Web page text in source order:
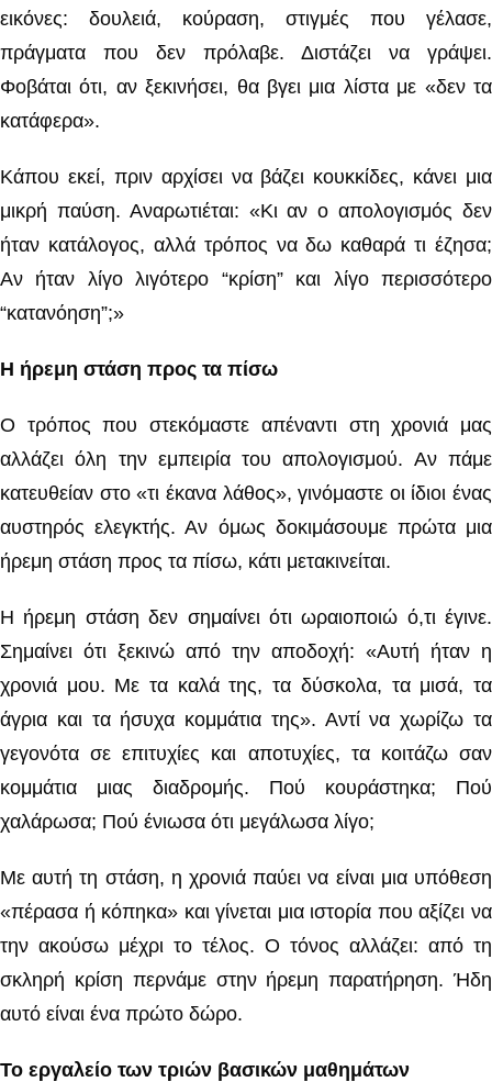
εικόνες: δουλειά, κούραση, στιγμές που γέλασε,
πράγματα που δεν πρόλαβε. Διστάζει να γράψει.
Φοβάται ότι, αν ξεκινήσει, θα βγει μια λίστα με «δεν τα
κατάφερα».
Κάπου εκεί, πριν αρχίσει να βάζει κουκκίδες, κάνει μια
μικρή παύση. Αναρωτιέται: «Κι αν ο απολογισμός δεν
ήταν κατάλογος, αλλά τρόπος να δω καθαρά τι έζησα;
Αν ήταν λίγο λιγότερο “κρίση” και λίγο περισσότερο
“κατανόηση”;»
Η ήρεμη στάση προς τα πίσω
Ο τρόπος που στεκόμαστε απέναντι στη χρονιά μας
αλλάζει όλη την εμπειρία του απολογισμού. Αν πάμε
κατευθείαν στο «τι έκανα λάθος», γινόμαστε οι ίδιοι ένας
αυστηρός ελεγκτής. Αν όμως δοκιμάσουμε πρώτα μια
ήρεμη στάση προς τα πίσω, κάτι μετακινείται.
Η ήρεμη στάση δεν σημαίνει ότι ωραιοποιώ ό,τι έγινε.
Σημαίνει ότι ξεκινώ από την αποδοχή: «Αυτή ήταν η
χρονιά μου. Με τα καλά της, τα δύσκολα, τα μισά, τα
άγρια και τα ήσυχα κομμάτια της». Αντί να χωρίζω τα
γεγονότα σε επιτυχίες και αποτυχίες, τα κοιτάζω σαν
κομμάτια μιας διαδρομής. Πού κουράστηκα; Πού
χαλάρωσα; Πού ένιωσα ότι μεγάλωσα λίγο;
Με αυτή τη στάση, η χρονιά παύει να είναι μια υπόθεση
«πέρασα ή κόπηκα» και γίνεται μια ιστορία που αξίζει να
την ακούσω μέχρι το τέλος. Ο τόνος αλλάζει: από τη
σκληρή κρίση περνάμε στην ήρεμη παρατήρηση. Ήδη
αυτό είναι ένα πρώτο δώρο.
Το εργαλείο των τριών βασικών μαθημάτων